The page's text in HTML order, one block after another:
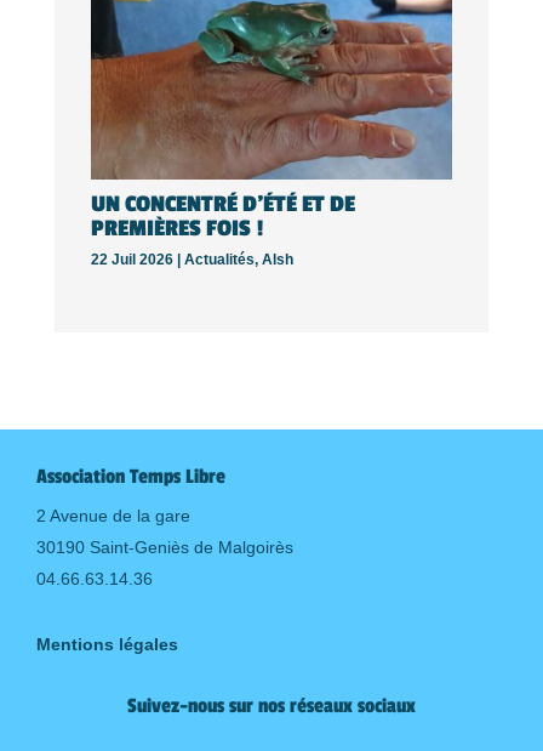
UN CONCENTRÉ D’ÉTÉ ET DE
PREMIÈRES FOIS !
22 Juil 2026 | Actualités, Alsh
Association Temps Libre
2 Avenue de la gare
30190 Saint-Geniès de Malgoirès
04.66.63.14.36
Mentions légales
Suivez-nous sur nos réseaux sociaux